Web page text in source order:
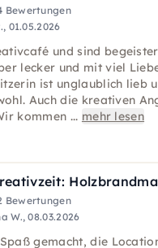
Bewertungen
01.05.2026
und sind
lecker und mit viel
ist unglaublich lieb
Auch die kreativen
kommen ... mehr lesen
Bewertungen
W., 08.03.2026
gemacht, die